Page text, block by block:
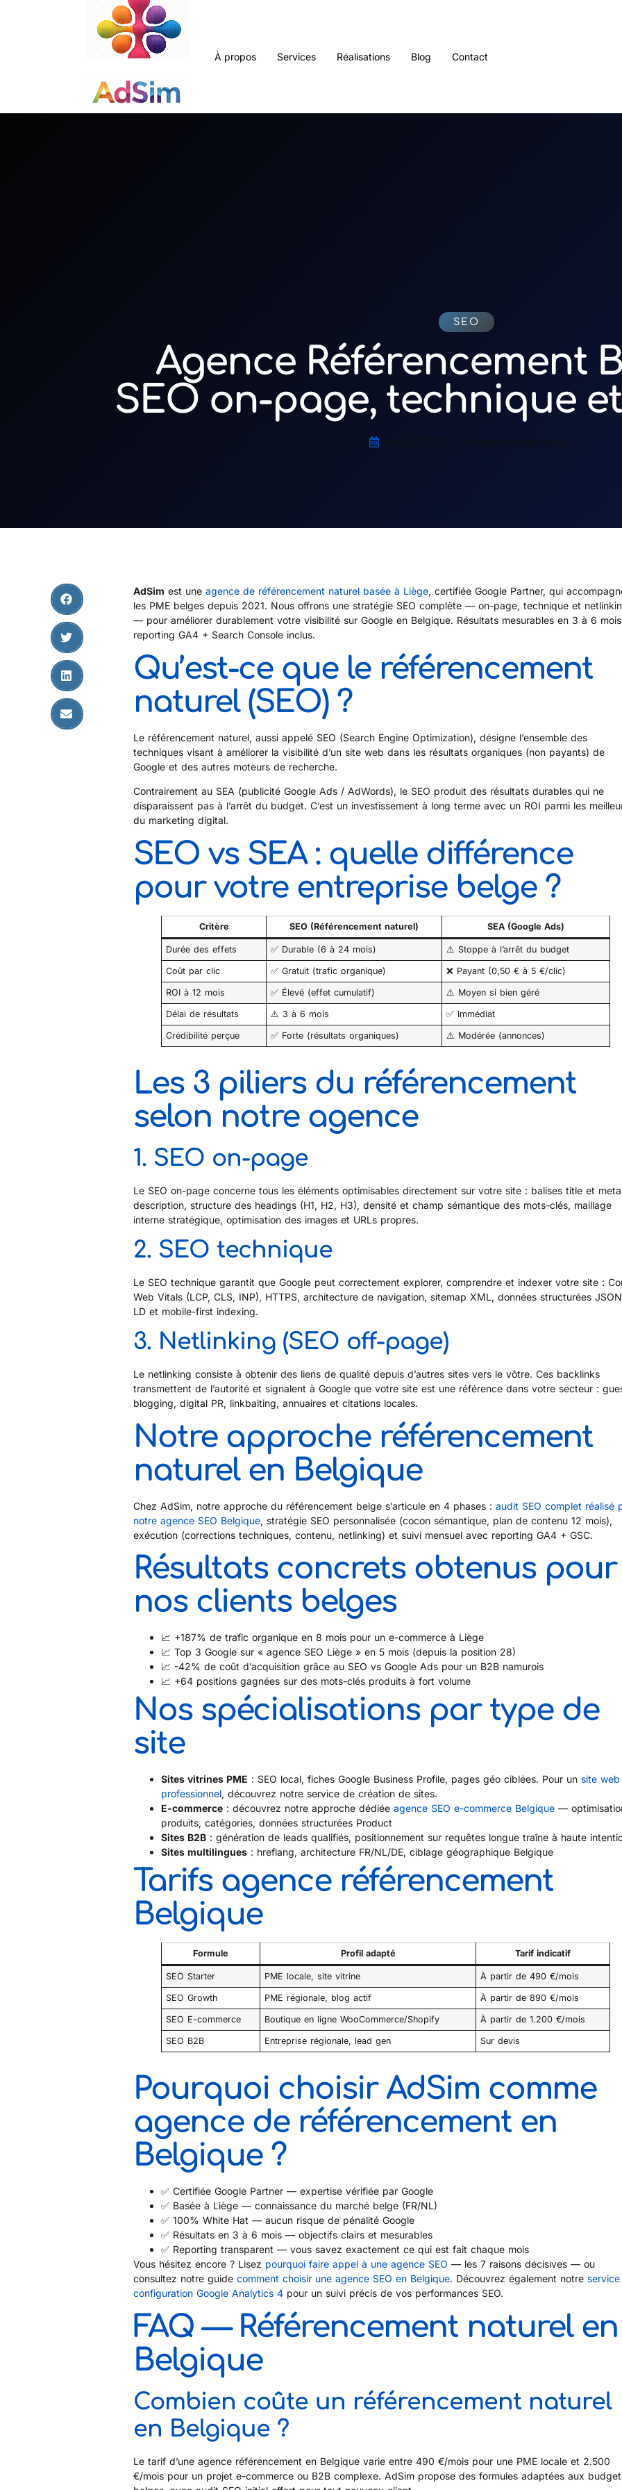
À propos Services Réalisations Blog Contact
SEO
Agence Référencement
SEO on-page, technique
Aucun commentaire
AdSim est une agence de référencement naturel basée à Liège, certifiée Google Partner, qui
les PME belges depuis 2021. Nous offrons une stratégie SEO complète — on-page, technique et
— pour améliorer durablement votre visibilité sur Google en Belgique. Résultats mesurables en 3 à 6
reporting GA4 + Search Console inclus.
Qu’est-ce que le référencement
naturel (SEO) ?
Le référencement naturel, aussi appelé SEO (Search Engine Optimization), désigne l’ensemble des
techniques visant à améliorer la visibilité d’un site web dans les résultats organiques (non payants) de
Google et des autres moteurs de recherche.
Contrairement au SEA (publicité Google Ads / AdWords), le SEO produit des résultats durables qui ne
disparaissent pas à l’arrêt du budget. C’est un investissement à long terme avec un ROI parmi les
du marketing digital.
SEO vs SEA : quelle différence
pour votre entreprise belge ?
Critère SEO (Référencement naturel) SEA (Google Ads)
Durée des effets ✅ Durable (6 à 24 mois) ⚠️ Stoppe à l’arrêt du budget
Coût par clic ✅ Gratuit (trafic organique) ❌ Payant (0,50 € à 5 €/clic)
ROI à 12 mois ✅ Élevé (effet cumulatif) ⚠️ Moyen si bien géré
Délai de résultats ⚠️ 3 à 6 mois ✅ Immédiat
Crédibilité perçue ✅ Forte (résultats organiques) ⚠️ Modérée (annonces)
Les 3 piliers du référencement
selon notre agence
1. SEO on-page
Le SEO on-page concerne tous les éléments optimisables directement sur votre site : balises title et meta
description, structure des headings (H1, H2, H3), densité et champ sémantique des mots-clés, maillage
interne stratégique, optimisation des images et URLs propres.
2. SEO technique
Le SEO technique garantit que Google peut correctement explorer, comprendre et indexer votre site :
Web Vitals (LCP, CLS, INP), HTTPS, architecture de navigation, sitemap XML, données structurées
LD et mobile-first indexing.
3. Netlinking (SEO off-page)
Le netlinking consiste à obtenir des liens de qualité depuis d’autres sites vers le vôtre. Ces backlinks
transmettent de l’autorité et signalent à Google que votre site est une référence dans votre secteur :
blogging, digital PR, linkbaiting, annuaires et citations locales.
Notre approche référencement
naturel en Belgique
Chez AdSim, notre approche du référencement belge s’articule en 4 phases : audit SEO complet réalisé
notre agence SEO Belgique, stratégie SEO personnalisée (cocon sémantique, plan de contenu 12 mois),
exécution (corrections techniques, contenu, netlinking) et suivi mensuel avec reporting GA4 + GSC.
Résultats concrets obtenus pour
nos clients belges
📈 +187% de trafic organique en 8 mois pour un e-commerce à Liège
📈 Top 3 Google sur « agence SEO Liège » en 5 mois (depuis la position 28)
📈 -42% de coût d’acquisition grâce au SEO vs Google Ads pour un B2B namurois
📈 +64 positions gagnées sur des mots-clés produits à fort volume
Nos spécialisations par type de
site
Sites vitrines PME : SEO local, fiches Google Business Profile, pages géo ciblées. Pour un site web
professionnel, découvrez notre service de création de sites.
E-commerce : découvrez notre approche dédiée agence SEO e-commerce Belgique —
produits, catégories, données structurées Product
Sites B2B : génération de leads qualifiés, positionnement sur requêtes longue traîne à haute
Sites multilingues : hreflang, architecture FR/NL/DE, ciblage géographique Belgique
Tarifs agence référencement
Belgique
Formule Profil adapté Tarif indicatif
SEO Starter PME locale, site vitrine À partir de 490 €/mois
SEO Growth PME régionale, blog actif À partir de 890 €/mois
SEO E-commerce Boutique en ligne WooCommerce/Shopify À partir de 1.200 €/mois
SEO B2B Entreprise régionale, lead gen Sur devis
Pourquoi choisir AdSim comme
agence de référencement en
Belgique ?
✅ Certifiée Google Partner — expertise vérifiée par Google
✅ Basée à Liège — connaissance du marché belge (FR/NL)
✅ 100% White Hat — aucun risque de pénalité Google
✅ Résultats en 3 à 6 mois — objectifs clairs et mesurables
✅ Reporting transparent — vous savez exactement ce qui est fait chaque mois
Vous hésitez encore ? Lisez pourquoi faire appel à une agence SEO — les 7 raisons décisives — ou
consultez notre guide comment choisir une agence SEO en Belgique. Découvrez également notre
configuration Google Analytics 4 pour un suivi précis de vos performances SEO.
FAQ — Référencement naturel en
Belgique
Combien coûte un référencement naturel
en Belgique ?
Le tarif d’une agence référencement en Belgique varie entre 490 €/mois pour une PME locale et 2.500
€/mois pour un projet e-commerce ou B2B complexe. AdSim propose des formules adaptées aux